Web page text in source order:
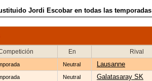
Jordi Escobar en todas las temporadas
En Rival
Neutral Lausanne
Neutral Galatasaray SK